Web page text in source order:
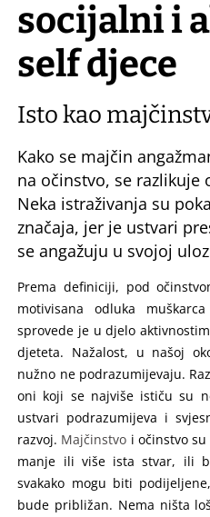
socijalni i
self djece
Isto kao
Kako se majčin
na očinstvo, se razlikuje
Neka istraživanja su
značaja, jer je ustvari
se angažuju u svojoj
Prema definiciji, pod
motivisana odluka
sprovede je u djelo
djeteta. Nažalost, u našoj
nužno ne podrazumijevaju.
oni koji se najviše ističu su
ustvari podrazumijeva i
razvoj. Majčinstvo i očinstvo
manje ili više ista stvar, ili
svakako mogu biti
bude približan. Nema ništa